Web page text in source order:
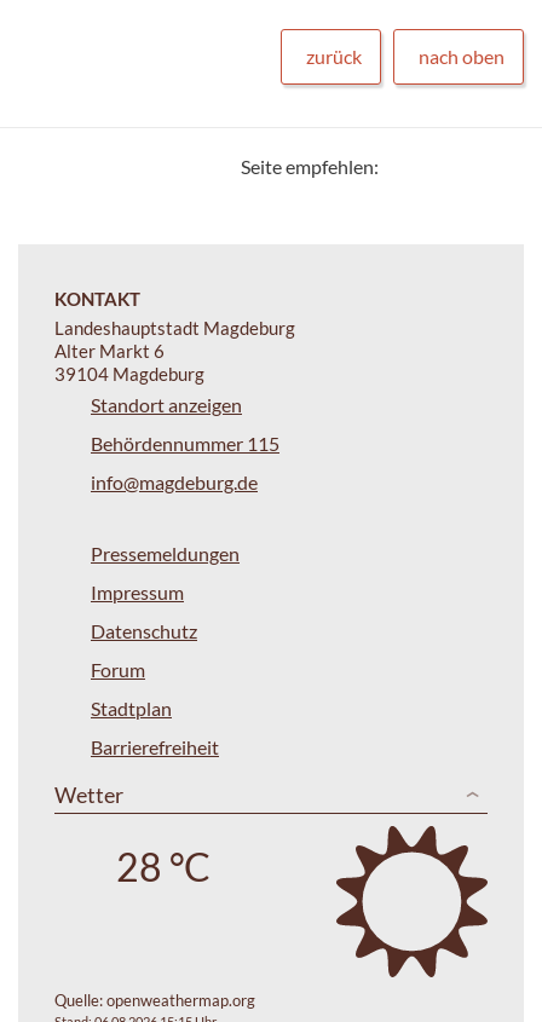
zurück nach oben
Seite empfehlen:
KONTAKT
Landeshauptstadt Magdeburg
Alter Markt 6
39104 Magdeburg
Standort anzeigen
Behördennummer 115
info@magdeburg.de
Pressemeldungen
Impressum
Datenschutz
Forum
Stadtplan
Barrierefreiheit
Wetter
28 °C
Quelle:openweathermap.org